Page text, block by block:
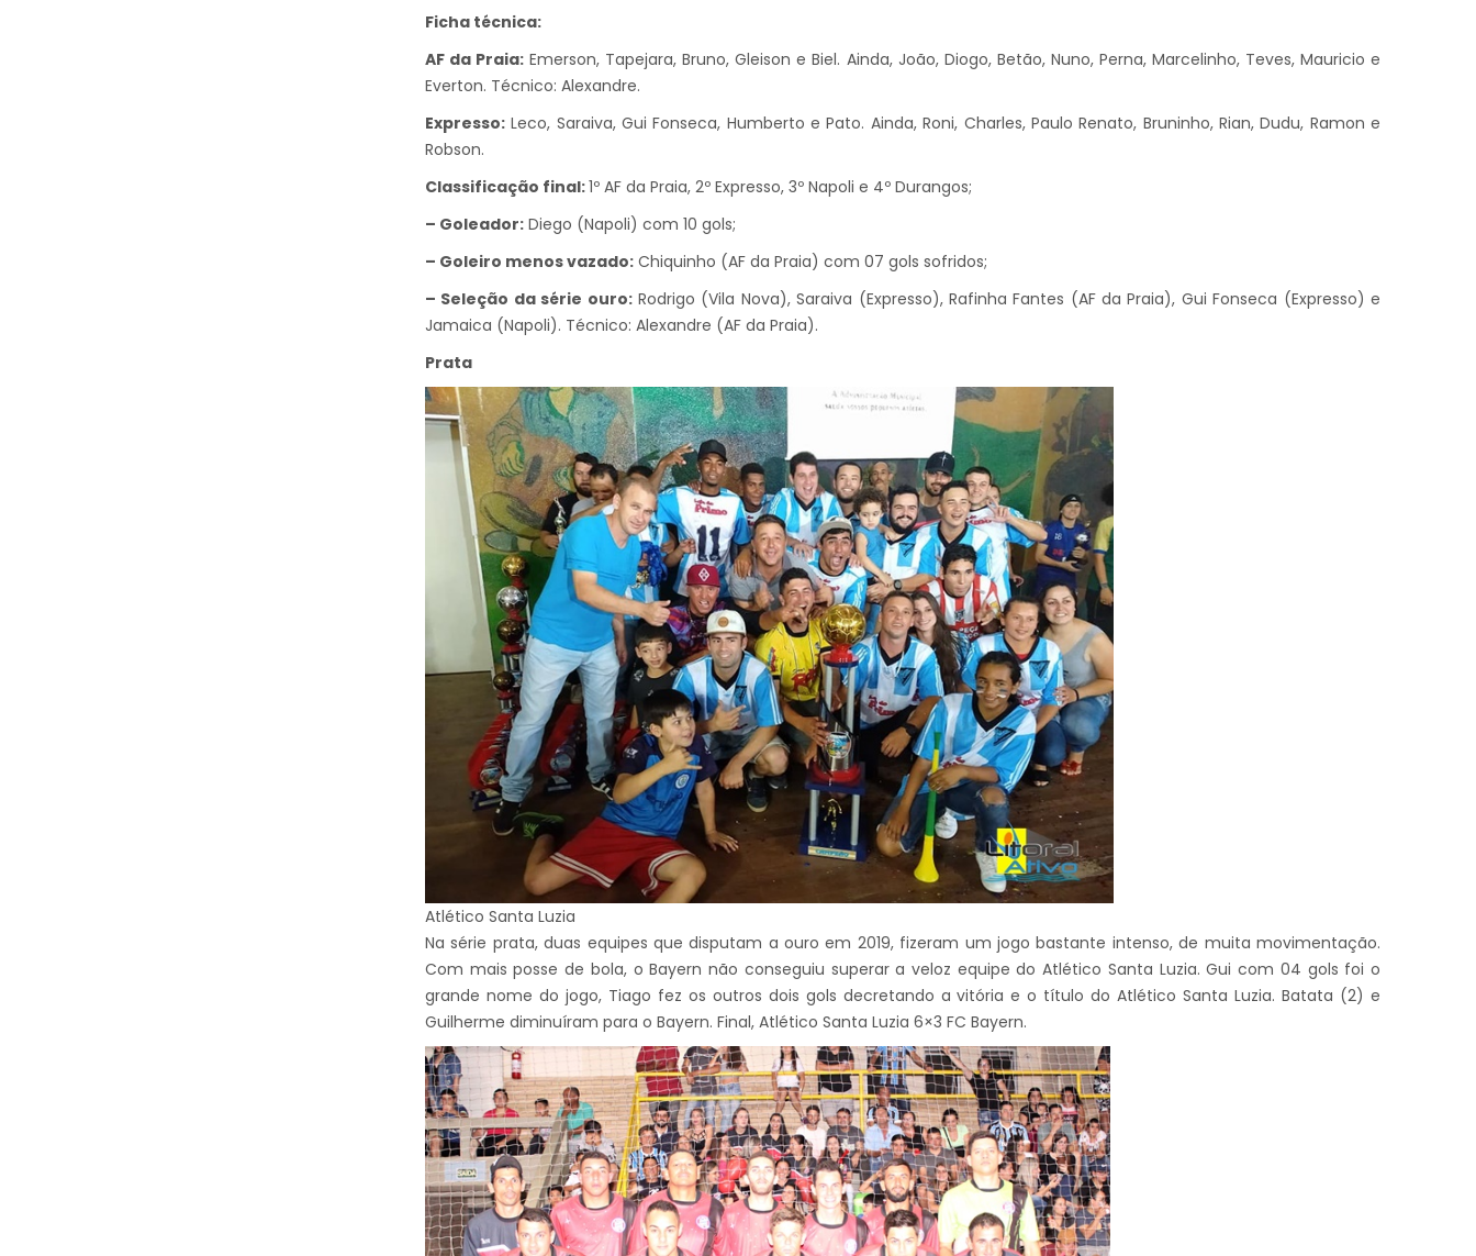
Ficha técnica:
AF da Praia: Emerson, Tapejara, Bruno, Gleison e Biel. Ainda, João, Diogo, Betão, Nuno, Perna, Marcelinho, Teves, Mauricio e
Everton. Técnico: Alexandre.
Expresso: Leco, Saraiva, Gui Fonseca, Humberto e Pato. Ainda, Roni, Charles, Paulo Renato, Bruninho, Rian, Dudu, Ramon e
Robson.
Classificação final:1º AF da Praia, 2º Expresso, 3º Napoli e 4º Durangos;
– Goleador: Diego (Napoli) com 10 gols;
– Goleiro menos vazado: Chiquinho (AF da Praia) com 07 gols sofridos;
– Seleção da série ouro:Rodrigo (Vila Nova), Saraiva (Expresso), Rafinha Fantes (AF da Praia), Gui Fonseca (Expresso) e
Jamaica (Napoli). Técnico: Alexandre (AF da Praia).
Prata
Atlético Santa Luzia
Na série prata, duas equipes que disputam a ouro em 2019, fizeram um jogo bastante intenso, de muita movimentação.
Com mais posse de bola, o Bayern não conseguiu superar a veloz equipe do Atlético Santa Luzia. Gui com 04 gols foi o
grande nome do jogo, Tiago fez os outros dois gols decretando a vitória e o título do Atlético Santa Luzia. Batata (2) e
Guilherme diminuíram para o Bayern. Final, Atlético Santa Luzia 6×3 FC Bayern.